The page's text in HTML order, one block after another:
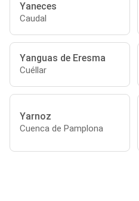
Yaneces
Caudal
Yanguas de Eresma
Cuéllar
Yarnoz
Cuenca de Pamplona